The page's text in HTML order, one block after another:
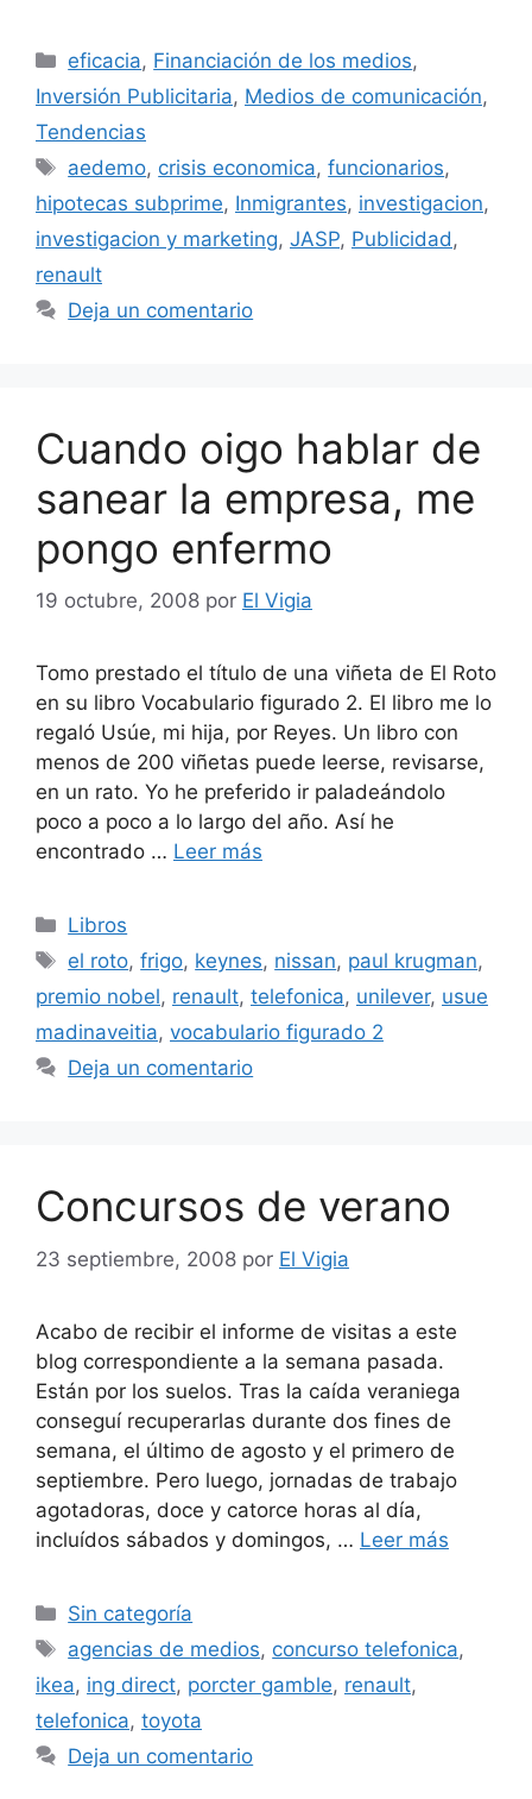
Categorías
eficacia, Financiación de los medios,
Inversión Publicitaria, Medios de comunicación,
Tendencias
Etiquetas
aedemo, crisis economica,funcionarios,
hipotecas subprime, Inmigrantes, investigacion,
investigacion y marketing, JASP, Publicidad ,
renault
Deja un comentario
Cuando oigo hablar de
sanear la empresa, me
pongo enfermo
19 octubre, 2008 por El Vigia
Tomo prestado el título de una viñeta de El Roto
en su libro Vocabulario figurado 2. El libro me lo
regaló Usúe, mi hija, por Reyes. Un libro con
menos de 200 viñetas puede leerse, revisarse,
en un rato. Yo he preferido ir paladeándolo
poco a poco a lo largo del año. Así he
encontrado … Leer más
Categorías
Libros
Etiquetas
el roto,frigo, keynes, nissan, paul krugman,
premio nobel, renault, telefonica, unilever, usue
madinaveitia, vocabulario figurado 2
Deja un comentario
Concursos de verano
23 septiembre, 2008 por El Vigia
Acabo de recibir el informe de visitas a este
blog correspondiente a la semana pasada.
Están por los suelos. Tras la caída veraniega
conseguí recuperarlas durante dos fines de
semana, el último de agosto y el primero de
septiembre. Pero luego, jornadas de trabajo
agotadoras, doce y catorce horas al día,
incluídos sábados y domingos, … Leer más
Categorías
Sin categoría
Etiquetas
agencias de medios, concurso telefonica,
ikea, ing direct, porcter gamble, renault,
telefonica, toyota
Deja un comentario